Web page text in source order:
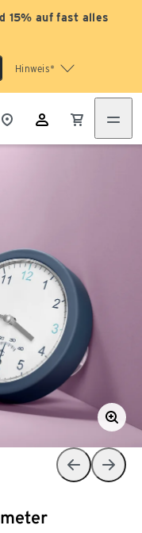
15% auf fast alles
Hinweis*